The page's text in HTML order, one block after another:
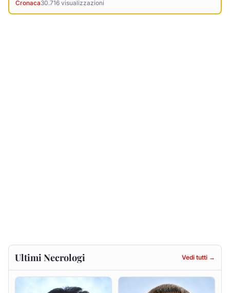
Francesca Anna Pirina
ved. Pileri
Massimo Ricciu
6 agosto 2026